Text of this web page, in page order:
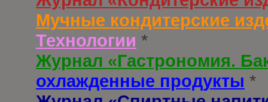
Мучные кондитерские
Технологии *
Журнал «Гастрономия.
охлажденные продукты *